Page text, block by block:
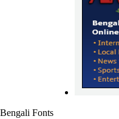
Bengali Fonts